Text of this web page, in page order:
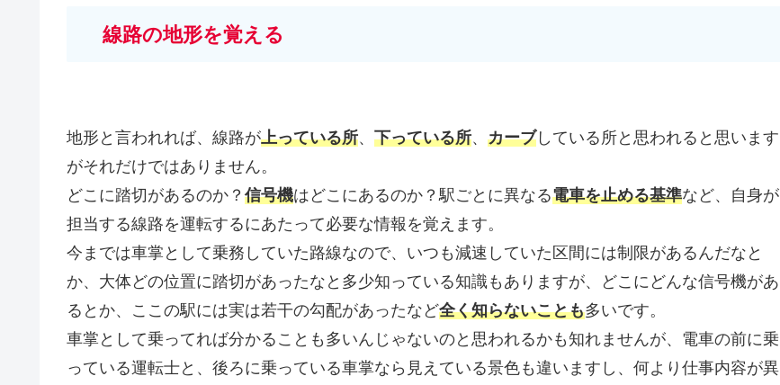
線路の地形を覚える
地形と言われれば、線路が上っている所、 下っている所、 カーブしている所と思われると思います
がそれだけではありません。
どこに踏切があるのか？ 信号機はどこにあるのか？駅ごとに異なる電車を止める基準など、自身が
担当する線路を運転するにあたって必要な情報を覚えます。
今までは車掌として乗務していた路線なので、いつも減速していた区間には制限があるんだなと
か、大体どの位置に踏切があったなと多少知っている知識もありますが、どこにどんな信号機があ
るとか、ここの駅には実は若干の勾配があったなど全く知らないことも多いです。
車掌として乗ってれば分かることも多いんじゃないのと思われるかも知れませんが、電車の前に乗
っている運転士と、後ろに乗っている車掌なら見えている景色も違いますし、何より仕事内容が異